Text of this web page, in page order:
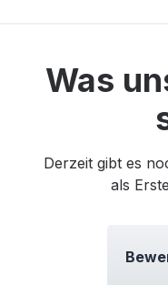
Was
Derzeit gibt es
als